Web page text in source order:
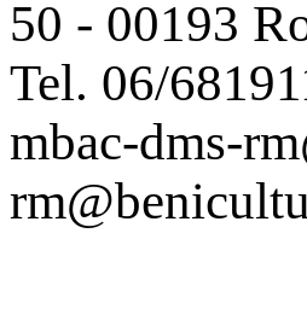
50 - 00193
Tel. 06/
mbac-dms-